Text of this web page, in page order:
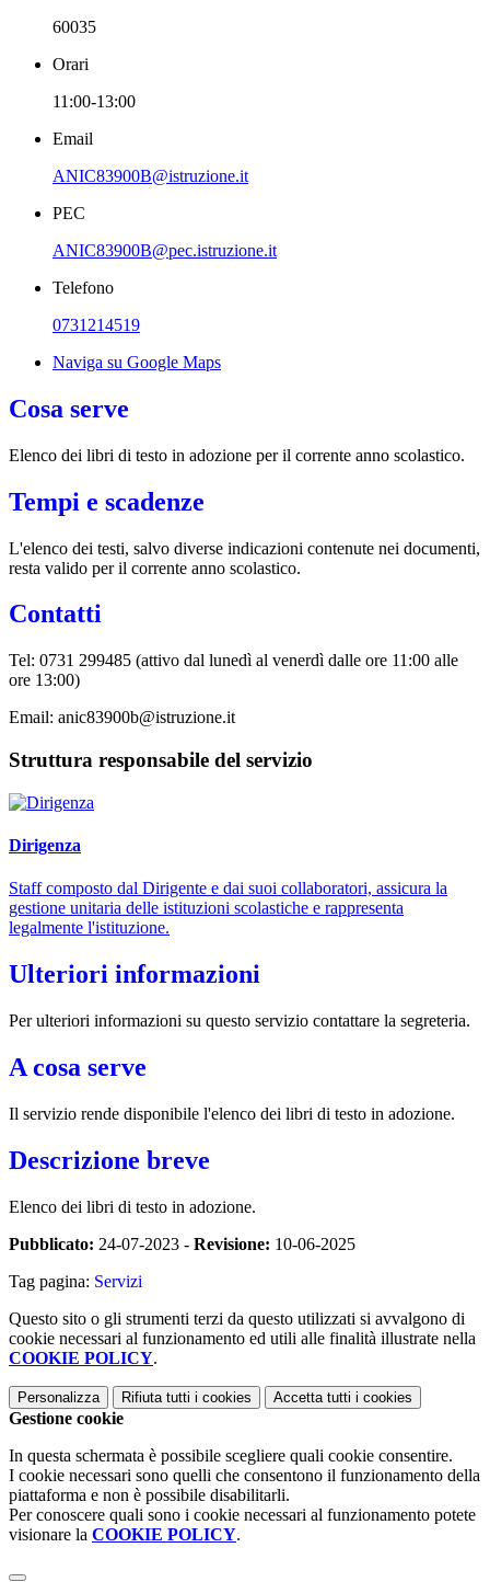
60035
Orari
11:00-13:00
Email
ANIC83900B@istruzione.it
PEC
ANIC83900B@pec.istruzione.it
Telefono
0731214519
Naviga su Google Maps
Cosa serve
Elenco dei libri di testo in adozione per il corrente anno scolastico.
Tempi e scadenze
L'elenco dei testi, salvo diverse indicazioni contenute nei documenti,
resta valido per il corrente anno scolastico.
Contatti
Tel: 0731 299485 (attivo dal lunedì al venerdì dalle ore 11:00 alle
ore 13:00)
Email: anic83900b@istruzione.it
Struttura responsabile del servizio
Dirigenza
Staff composto dal Dirigente e dai suoi collaboratori, assicura la
gestione unitaria delle istituzioni scolastiche e rappresenta
legalmente l'istituzione.
Ulteriori informazioni
Per ulteriori informazioni su questo servizio contattare la segreteria.
A cosa serve
Il servizio rende disponibile l'elenco dei libri di testo in adozione.
Descrizione breve
Elenco dei libri di testo in adozione.
Pubblicato: 24-07-2023 - Revisione: 10-06-2025
Tag pagina: Servizi
Questo sito o gli strumenti terzi da questo utilizzati si avvalgono di
cookie necessari al funzionamento ed utili alle finalità illustrate nella
COOKIE POLICY.
Personalizza Rifiuta tutti i cookies Accetta tutti i cookies
Gestione cookie
In questa schermata è possibile scegliere quali cookie consentire.
I cookie necessari sono quelli che consentono il funzionamento della
piattaforma e non è possibile disabilitarli.
Per conoscere quali sono i cookie necessari al funzionamento potete
visionare la COOKIE POLICY.